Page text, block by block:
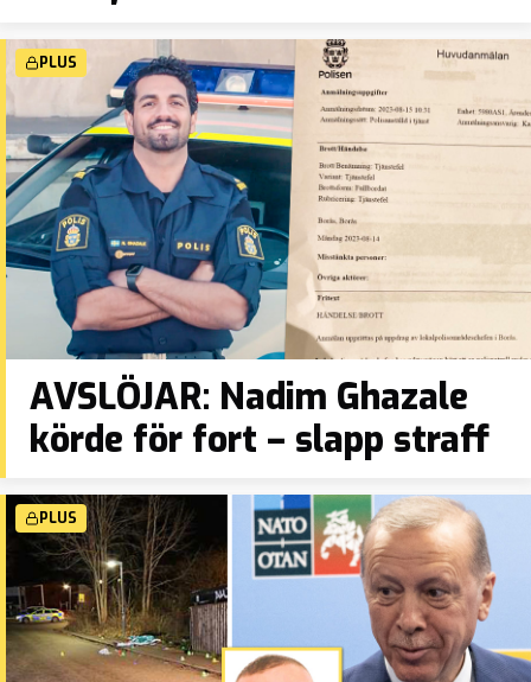
PLUS
AVSLÖJAR: Nadim Ghazale
körde för fort – slapp straff
PLUS